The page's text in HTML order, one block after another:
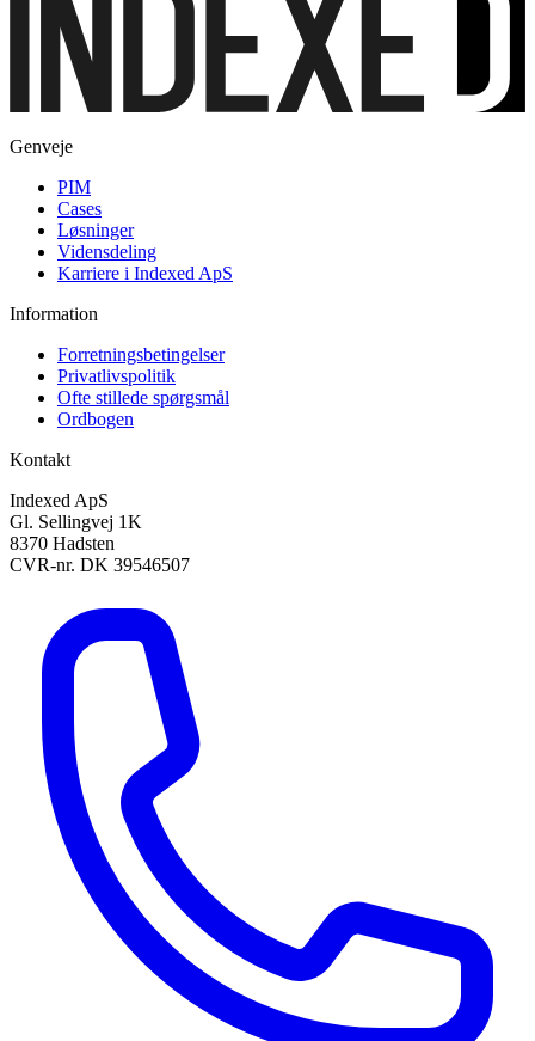
Genveje
PIM
Cases
Løsninger
Vidensdeling
Karriere i Indexed ApS
Information
Forretningsbetingelser
Privatlivspolitik
Ofte stillede spørgsmål
Ordbogen
Kontakt
Indexed ApS
Gl. Sellingvej 1K
8370 Hadsten
CVR-nr. DK 39546507